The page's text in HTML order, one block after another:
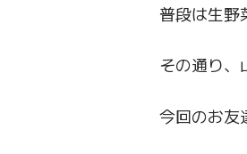
普段は生野
その通り、
今回のお友